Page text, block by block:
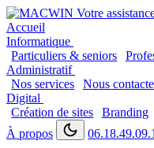
Accueil
Informatique
Particuliers & seniors
Administratif
Nos services
Nous
Digital
Création de sites
Branding
À propos